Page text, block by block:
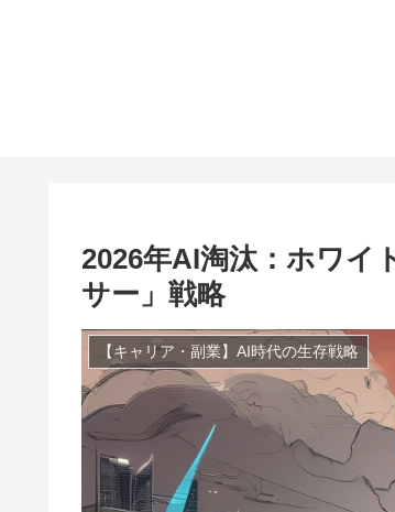
2026年AI淘汰：ホワイ
サー」戦略
【キャリア・副業】AI時代の生存戦略